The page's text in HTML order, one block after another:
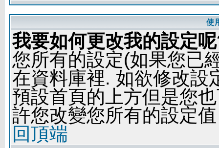
使
我要如何更改我的設定
您所有的設定(如果您已
在資料庫裡. 如欲修改設
預設首頁的上方但是您
許您改變您所有的設定值
回頂端